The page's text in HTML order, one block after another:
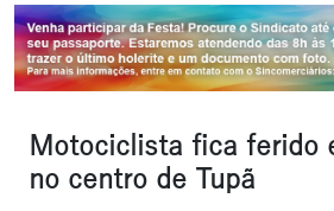
Motociclista fica ferido
no centro de Tupã